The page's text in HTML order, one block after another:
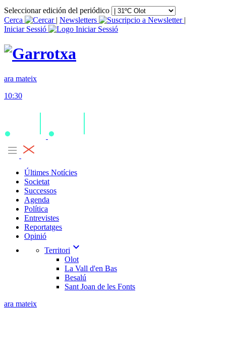
Seleccionar edición del periódico
Cerca
| Newsletters
|
Iniciar Sessió
ara mateix
10:30
Últimes Notícies
Societat
Successos
Agenda
Política
Entrevistes
Reportatges
Opinió
Territori expand_more
Olot
La Vall d'en Bas
Besalú
Sant Joan de les Fonts
ara mateix